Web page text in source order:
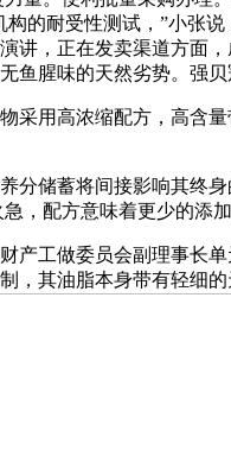
的耐受性测试，”小张
讲，正在发卖渠道方面
鱼腥味的天然劣势。强
用高浓缩配方，高含量
储蓄将间接影响其终身
，配方意味着更少的添加
工做委员会副理事长单
，其油脂本身带有轻细